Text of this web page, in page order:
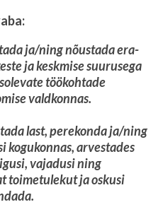
ja/ningnõustada era-
jakeskmise suurusega
töökohtade
valdkonnas.
last, perekondaja/ning
kogukonnas, arvestades
vajadusining
toimetulekutjaoskusi